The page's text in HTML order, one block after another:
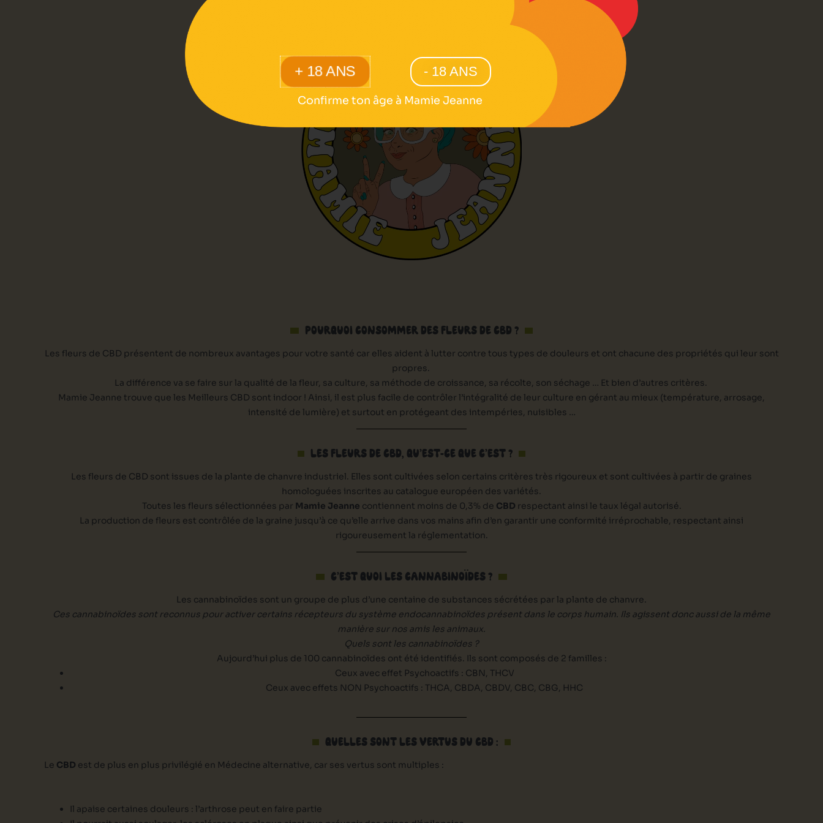
POURQUOI CONSOMMER DES FLEURS DE CBD ?
Les fleurs de CBD présentent de nombreux avantages pour votre santé car elles aident à lutter contre tous types de douleurs et ont chacune des propriétés qui leur sont
propres.
La différence va se faire sur la qualité de la fleur, sa culture, sa méthode de croissance, sa récolte, son séchage … Et bien d’autres critères.
Mamie Jeanne trouve que les Meilleurs CBD sont indoor ! Ainsi, il est plus facile de contrôler l’intégralité de leur culture en gérant au mieux (température, arrosage,
intensité de lumière) et surtout en protégeant des intempéries, nuisibles …
LES FLEURS DE CBD, QU’EST-CE QUE C’EST ?
Les fleurs de CBD sont issues de la plante de chanvre industriel. Elles sont cultivées selon certains critères très rigoureux et sont cultivées à partir de graines
homologuées inscrites au catalogue européen des variétés.
Toutes les fleurs sélectionnées par Mamie Jeanne contiennent moins de 0,3% de CBD respectant ainsi le taux légal autorisé.
La production de fleurs est contrôlée de la graine jusqu’à ce qu’elle arrive dans vos mains afin d’en garantir une conformité irréprochable, respectant ainsi
rigoureusement la réglementation.
C’EST QUOI LES CANNABINOÏDES ?
Les cannabinoïdes sont un groupe de plus d’une centaine de substances sécrétées par la plante de chanvre.
Ces cannabinoïdes sont reconnus pour activer certains récepteurs du système endocannabinoïdes présent dans le corps humain. Ils agissent donc aussi de la même
manière sur nos amis les animaux.
Quels sont les cannabinoïdes ?
Aujourd’hui plus de 100 cannabinoïdes ont été identifiés. Ils sont composés de 2 familles :
Ceux avec effet Psychoactifs : CBN, THCV
Ceux avec effets NON Psychoactifs : THCA, CBDA, CBDV, CBC, CBG, HHC
QUELLES SONT LES VERTUS DU CBD :
Le CBD est de plus en plus privilégié en Médecine alternative, car ses vertus sont multiples :
Il apaise certaines douleurs : l’arthrose peut en faire partie
+ 18 ANS - 18 ANS
Confirme ton âge à Mamie Jeanne